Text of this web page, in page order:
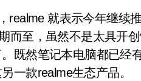
而至，虽然不是太具开
既然笔记本电脑都已经
一款realme生态产品。